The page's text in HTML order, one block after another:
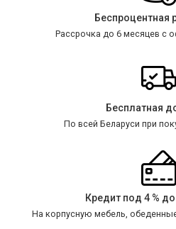
Беспроцентная
Рассрочка до 6 месяцев с
Бесплатная
По всей Беларуси при
Кредит под 4 %
На корпусную мебель,